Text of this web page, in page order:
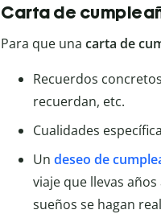
Carta de
Para que una carta de
Recuerdos
recuerdan, etc.
Cualidades
Un deseo de
viaje que llevas
sueños se hagan